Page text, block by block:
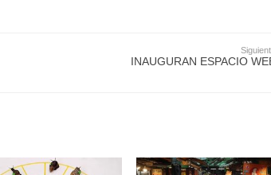
INAUGURAN ESPACIO